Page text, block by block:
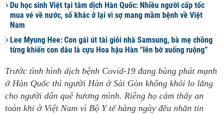
Du học sinh Việt tại tâm dịch Hàn Quốc: Nhiều người cấp tốc
mua vé về nước, số khác ở lại vì sợ mang mầm bệnh về Việt
Nam
Lee Myung Hee: Con gái út tài giỏi nhà Samsung, bà mẹ chồng
từng khiến con dâu là cựu Hoa hậu Hàn “lên bờ xuống ruộng”
Trước tình hình dịch bệnh Covid-19 đang bùng phát mạnh
ở Hàn Quốc thì người Hàn ở Sài Gòn không khỏi lo lắng
cho người dân quê hương mình. Riêng họ cảm thấy an
toàn khi ở Việt Nam vì Bộ Y tế hàng ngày đều nhắn tin